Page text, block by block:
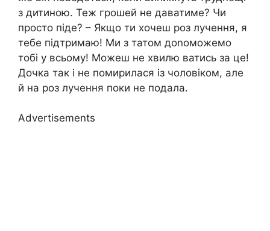
з дитиною. Теж грошей не даватиме? Чи
просто піде? – Якщо ти хочеш роз лучення, я
тебе підтримаю! Ми з татом доnоможемо
тобі у всьому! Можеш не хвилю ватись за це!
Дочка так і не помирилася із чоловіком, але
й на роз лучення поки не подала.
Advertisements